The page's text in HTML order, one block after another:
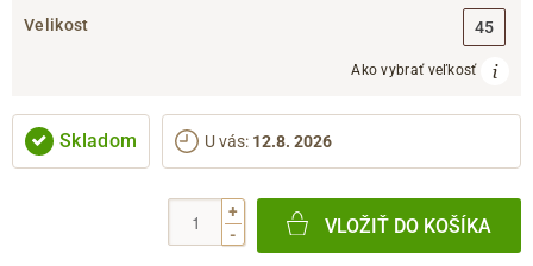
Velikost 45
Ako vybrať veľkosť
Skladom U vás: 12.8. 2026
+
-
VLOŽIŤ DO KOŠÍKA